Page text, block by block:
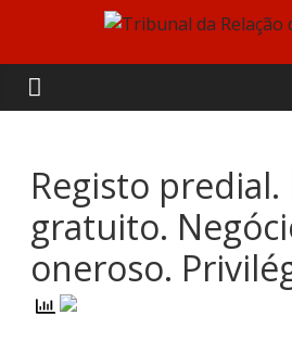
content
Tribunal
da
Relação
de
Coimbra
Registo predial.
gratuito.
oneroso.